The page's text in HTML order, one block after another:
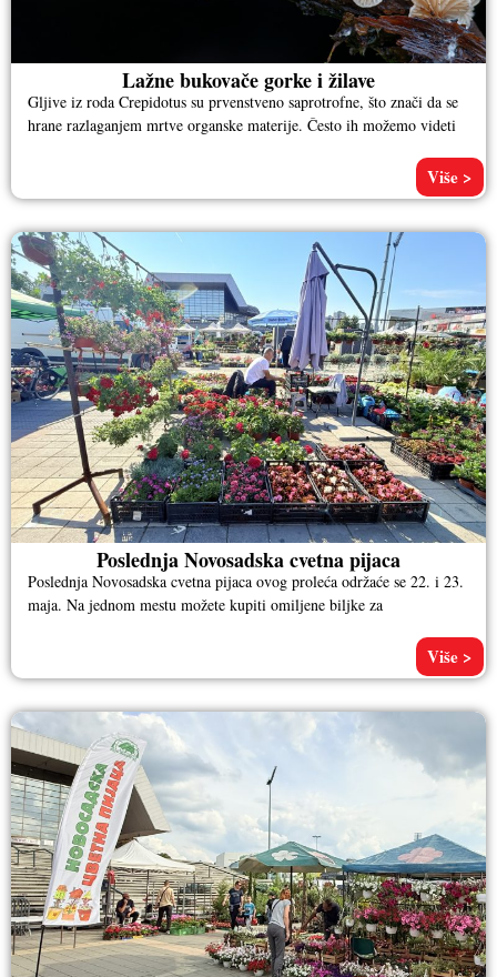
Lažne bukovače gorke i žilave
Gljive iz roda Crepidotus su prvenstveno saprotrofne, što znači da se
hrane razlaganjem mrtve organske materije. Često ih možemo videti
Više >
Poslednja Novosadska cvetna pijaca
Poslednja Novosadska cvetna pijaca ovog proleća održaće se 22. i 23.
maja. Na jednom mestu možete kupiti omiljene biljke za
Više >